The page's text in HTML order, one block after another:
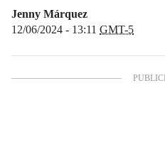
Jenny Márquez
12/06/2024 - 13:11 GMT-5